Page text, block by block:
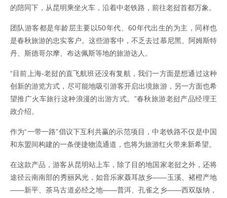
的陪同下，从昆明乘坐火车，沿着中老铁路，前往老挝首都万象。
团队游客都是年龄层主要以50年代、60年代出生的为主，同样也
是春秋旅游的忠实客户。这些游客中，不乏去过慕尼黑、阿姆斯特
丹、斯德哥尔摩、布达佩斯等地的旅游达人。
“目前上海-老挝的直飞航班还没有复航，我们一方面是想通过这种
创新的游览方式，尽可能地吸引游客开启出境旅游，另一方面也希
望推广火车旅行这种浪漫的出游方式。”春秋旅游老挝产品经理王
政介绍。
作为“一带一路”倡议下互利共赢的示范项目，中老铁路不仅是中国
和东盟间构建的一条便捷物流通道，也将为旅游红火带来新希望。
在这款产品，游客从昆明站上车，除了目的地国家老挝之外，还将
途径云南南部的秀丽风光，如音乐家聂耳故乡——玉溪、褚橙产地
——新平、茶马古道必经之地——普洱、孔雀之乡——西双版纳，